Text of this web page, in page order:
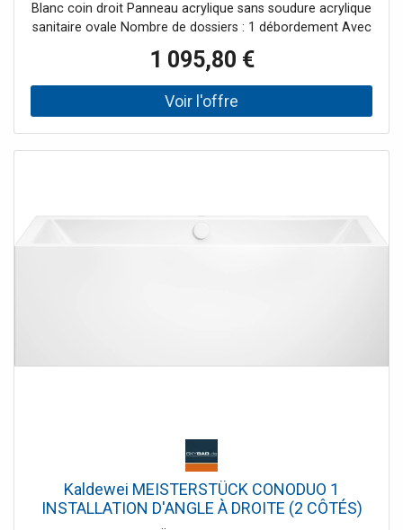
Blanc coin droit Panneau acrylique sans soudure acrylique
sanitaire ovale Nombre de dossiers : 1 débordement Avec
trop-plein Couleur intérieure blanc, brillant Couleur
extérieure blanc, brillant socle inclus Avec kit de
vidange/trop-plein Y compris les instructions de montage
Revêtement de baignoire inclus
1 095,80 €
Kaldewei MEISTERSTÜCK CONODUO 1
INSTALLATION D'ANGLE À DROITE (2 CÔTÉS)